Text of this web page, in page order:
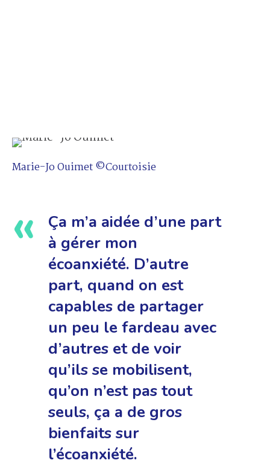
Marie-Jo Ouimet ©Courtoisie
Ça m’a aidée d’une part
à gérer mon
écoanxiété. D’autre
part, quand on est
capables de partager
un peu le fardeau avec
d’autres et de voir
qu’ils se mobilisent,
qu’on n’est pas tout
seuls, ça a de gros
bienfaits sur
l’écoanxiété.